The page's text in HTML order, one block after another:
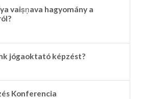
vaiṣṇava hagyomány a
jógaoktató képzést?
Konferencia